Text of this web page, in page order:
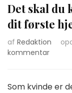
Det skal du
dit første
af Redaktion
kommentaron
du
Som kvinde er